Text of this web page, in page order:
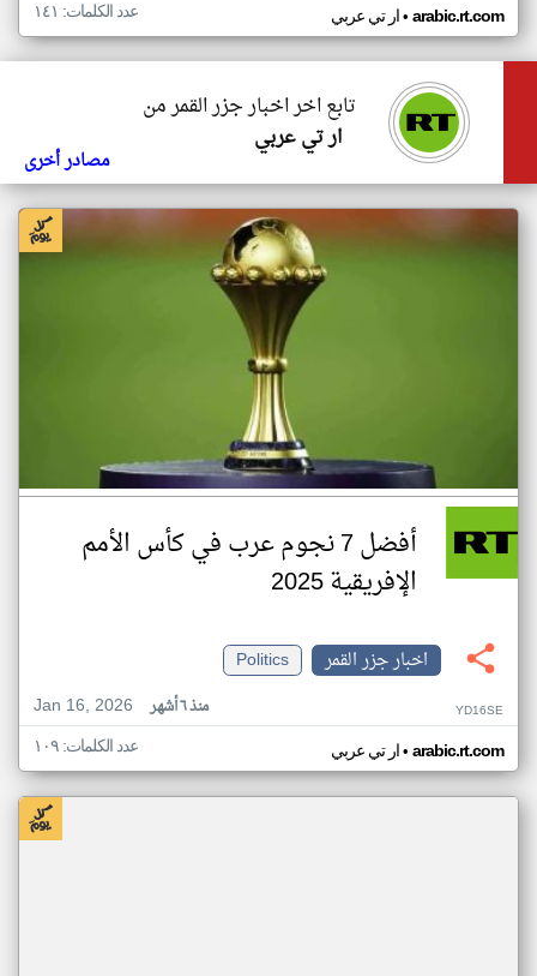
ار تي عربي• arabic.rt.com عدد الكلمات: ١٤١
تابع اخر اخبار جزر القمر من
ار تي عربي
مصادر أخرى
أفضل 7 نجوم عرب في كأس الأمم
الإفريقية 2025
اخبار جزر القمر
Politics
Jan 16, 2026
منذ ٦ أشهر YD16SE
ار تي عربي• arabic.rt.com عدد الكلمات: ١٠٩